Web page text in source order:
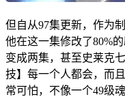
但自从97集更新，作为
他在这一集修改了80%
变成两集，甚至史莱克
技】每一个人都会，而
常可怕，不像一个49级